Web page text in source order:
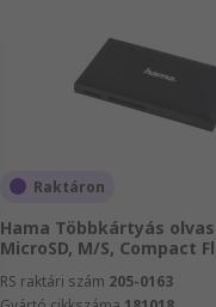
Raktáron
Hama Többkártyás
MicroSD, M/S, Compact
RS raktári szám 205-0163